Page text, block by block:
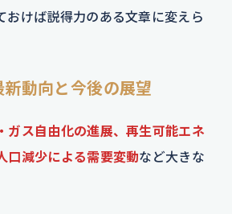
おけば説得力のある文章に変えら
動向と今後の展望
ガス自由化の進展、再生可能エネ
口減少による需要変動など大きな